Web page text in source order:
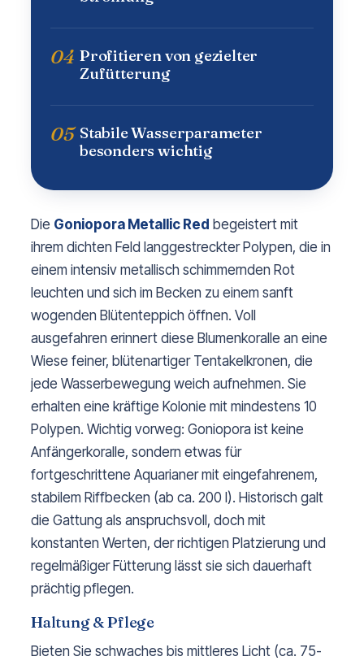
04 Profitieren von gezielter
Zufütterung
05 Stabile Wasserparameter
besonders wichtig
Die Goniopora Metallic Red begeistert mit
ihrem dichten Feld langgestreckter Polypen, die in
einem intensiv metallisch schimmernden Rot
leuchten und sich im Becken zu einem sanft
wogenden Blütenteppich öffnen. Voll
ausgefahren erinnert diese Blumenkoralle an eine
Wiese feiner, blütenartiger Tentakelkronen, die
jede Wasserbewegung weich aufnehmen. Sie
erhalten eine kräftige Kolonie mit mindestens 10
Polypen. Wichtig vorweg: Goniopora ist keine
Anfängerkoralle, sondern etwas für
fortgeschrittene Aquarianer mit eingefahrenem,
stabilem Riffbecken (ab ca. 200 l). Historisch galt
die Gattung als anspruchsvoll, doch mit
konstanten Werten, der richtigen Platzierung und
regelmäßiger Fütterung lässt sie sich dauerhaft
prächtig pflegen.
Haltung & Pflege
Bieten Sie schwaches bis mittleres Licht (ca. 75-